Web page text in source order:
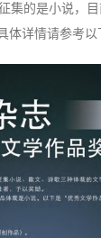
集的是小说，
详情请参考以